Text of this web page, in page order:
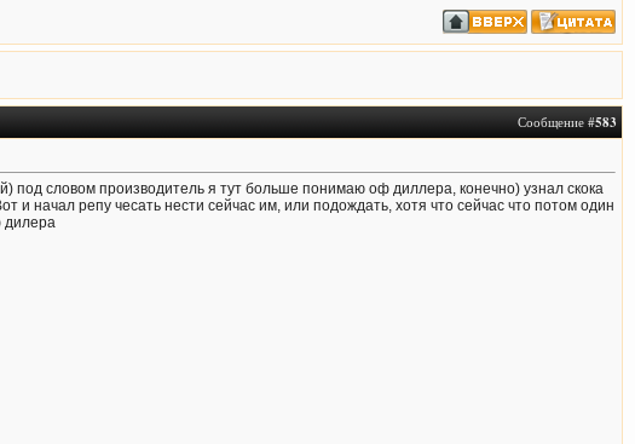
Сообщение #583
под словом производитель я тут больше понимаю оф диллера, конечно) узнал скока
и начал репу чесать нести сейчас им, или подождать, хотя что сейчас что потом один
дилера